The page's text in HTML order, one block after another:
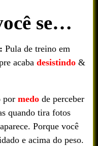
se…
Pula de treino em
acaba desistindo &
por medo de perceber
quando tira fotos
Porque você
e acima do peso.